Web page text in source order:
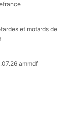
et motards de
ammdf